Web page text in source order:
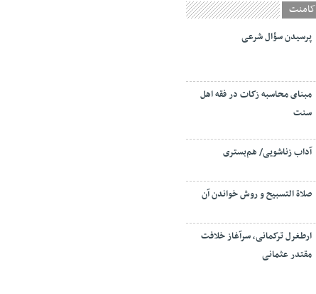
کامنت
پرسیدن سؤال شرعی
مبنای محاسبه زکات در فقه اهل
سنت
آداب زناشویی/ هم‌بستری
صلاة التسبيح و روش خواندن آن
ارطغرل ترکمانی، سرآغاز خلافت
مقتدر عثمانی